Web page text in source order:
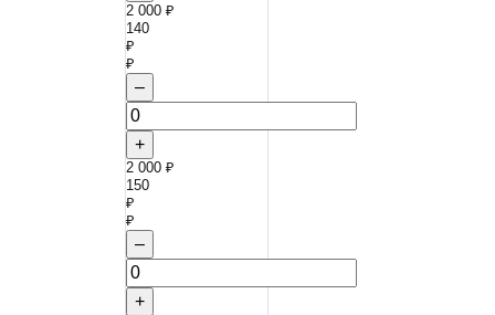
2 000 ₽
140
₽
₽
–
+
2 000 ₽
150
₽
₽
–
+